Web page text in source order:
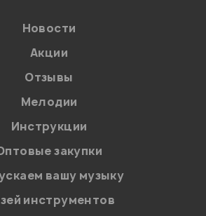
на обработку персональных данных в
Политикой в отношении обработки
число:
Новости
Акции
Отзывы
Мелодии
Инструкции
закупки
вашу музыку
инструментов